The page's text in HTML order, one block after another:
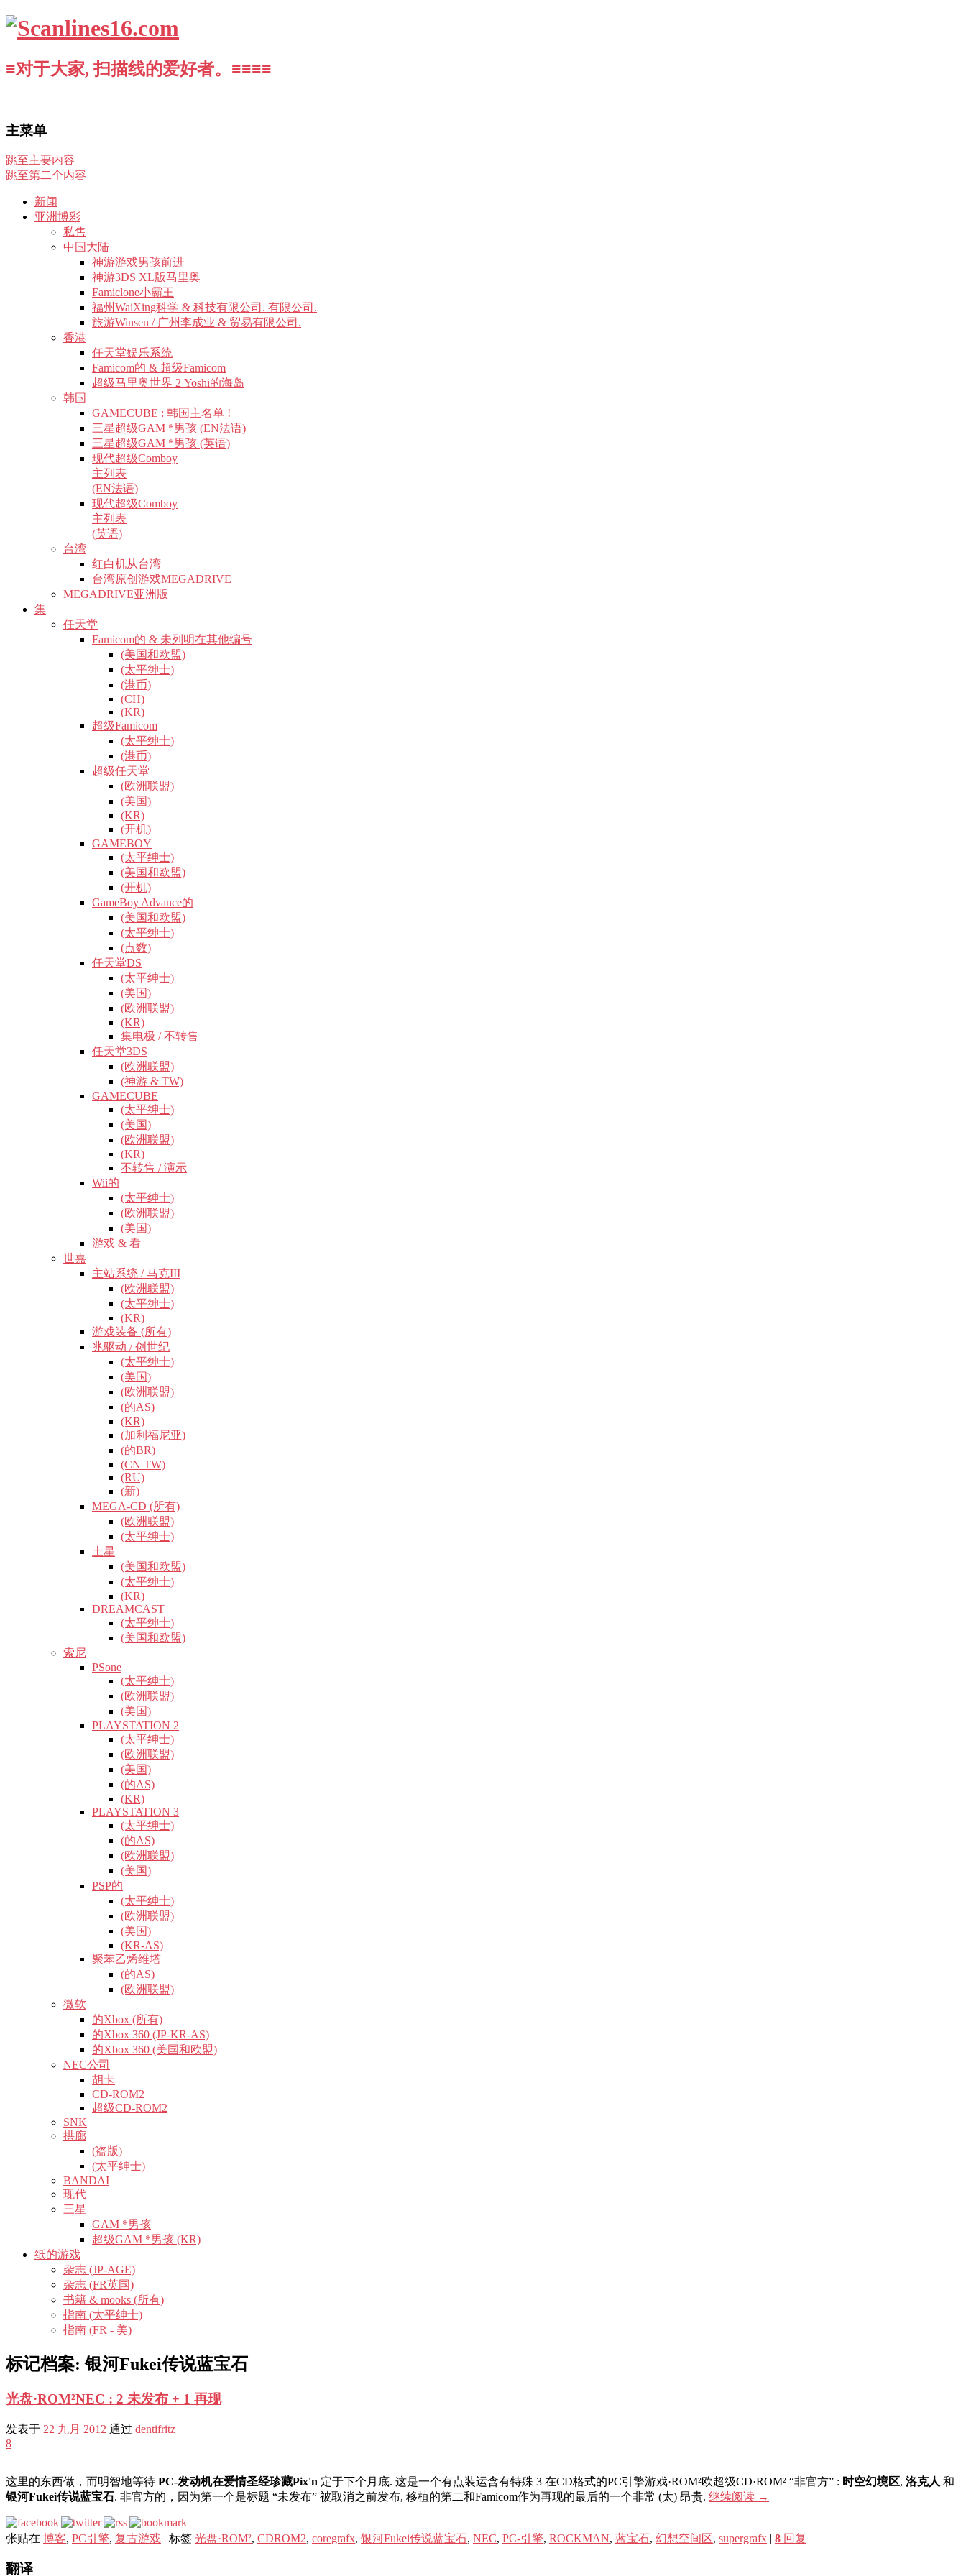
≡对于大家, 扫描线的爱好者。≡≡≡≡
主菜单
跳至主要内容
跳至第二个内容
新闻
亚洲博彩
私售
中国大陆
神游游戏男孩前进
神游3DS XL版马里奥
Famiclone小霸王
福州WaiXing科学 & 科技有限公司. 有限公司.
旅游Winsen / 广州李成业 & 贸易有限公司.
香港
任天堂娱乐系统
Famicom的 & 超级Famicom
超级马里奥世界 2 Yoshi的海岛
韩国
GAMECUBE : 韩国主名单 !
三星超级GAM *男孩 (EN法语)
三星超级GAM *男孩 (英语)
现代超级Comboy
主列表
(EN法语)
现代超级Comboy
主列表
(英语)
台湾
红白机从台湾
台湾原创游戏MEGADRIVE
MEGADRIVE亚洲版
集
任天堂
Famicom的 & 未列明在其他编号
(美国和欧盟)
(太平绅士)
(港币)
(CH)
(KR)
超级Famicom
(太平绅士)
(港币)
超级任天堂
(欧洲联盟)
(美国)
(KR)
(开机)
GAMEBOY
(太平绅士)
(美国和欧盟)
(开机)
GameBoy Advance的
(美国和欧盟)
(太平绅士)
(点数)
任天堂DS
(太平绅士)
(美国)
(欧洲联盟)
(KR)
集电极 / 不转售
任天堂3DS
(欧洲联盟)
(神游 & TW)
GAMECUBE
(太平绅士)
(美国)
(欧洲联盟)
(KR)
不转售 / 演示
Wii的
(太平绅士)
(欧洲联盟)
(美国)
游戏 & 看
世嘉
主站系统 / 马克III
(欧洲联盟)
(太平绅士)
(KR)
游戏装备 (所有)
兆驱动 / 创世纪
(太平绅士)
(美国)
(欧洲联盟)
(的AS)
(KR)
(加利福尼亚)
(的BR)
(CN TW)
(RU)
(新)
MEGA-CD (所有)
(欧洲联盟)
(太平绅士)
土星
(美国和欧盟)
(太平绅士)
(KR)
DREAMCAST
(太平绅士)
(美国和欧盟)
索尼
PSone
(太平绅士)
(欧洲联盟)
(美国)
PLAYSTATION 2
(太平绅士)
(欧洲联盟)
(美国)
(的AS)
(KR)
PLAYSTATION 3
(太平绅士)
(的AS)
(欧洲联盟)
(美国)
PSP的
(太平绅士)
(欧洲联盟)
(美国)
(KR-AS)
聚苯乙烯维塔
(的AS)
(欧洲联盟)
微软
的Xbox (所有)
的Xbox 360 (JP-KR-AS)
的Xbox 360 (美国和欧盟)
NEC公司
胡卡
CD-ROM2
超级CD-ROM2
SNK
拱廊
(盗版)
(太平绅士)
BANDAI
现代
三星
GAM *男孩
超级GAM *男孩 (KR)
纸的游戏
杂志 (JP-AGE)
杂志 (FR英国)
书籍 & mooks (所有)
指南 (太平绅士)
指南 (FR - 美)
标记档案:银河Fukei传说蓝宝石
光盘·ROM²NEC : 2 未发布 + 1 再现
发表于 22 九月 2012 通过 dentifritz
8
这里的东西做，而明智地等待 PC-发动机在爱情圣经珍藏Pix'n 定于下个月底. 这是一个有点装运含有特殊 3 在CD格式的PC引擎游戏·ROM²欧超级CD·ROM² “非官方” : 时空幻境区, 洛克人 和
银河Fukei传说蓝宝石. 非官方的，因为第一个是标题 “未发布” 被取消之前发布, 移植的第二和Famicom作为再现的最后的一个非常 (太) 昂贵. 继续阅读 →
张贴在 博客, PC引擎, 复古游戏 | 标签 光盘·ROM², CDROM2, coregrafx, 银河Fukei传说蓝宝石, NEC, PC-引擎, ROCKMAN, 蓝宝石, 幻想空间区, supergrafx | 8 回复
翻译